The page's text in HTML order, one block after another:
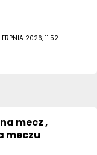
2026, 11:52
mecz ,
meczu